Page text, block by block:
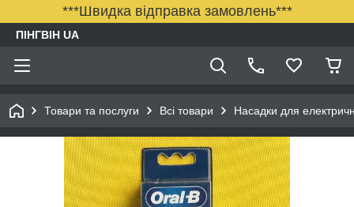
***Швидка відправка замовлень***
ПІНГВІН UA
Товари та послуги Всі товари Насадки для